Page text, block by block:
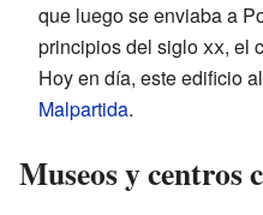
que luego se enviaba a
principios del sigloxx, el
Hoy en día, este edificio
Malpartida.
Museos y centros